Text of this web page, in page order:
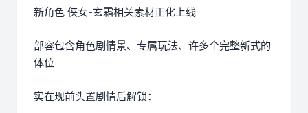
新角色 侠女-玄霜相关素材正化上线
部容包含角色剧情景、专属玩法、许多个完整新式的
体位
实在现前头置剧情后解锁：